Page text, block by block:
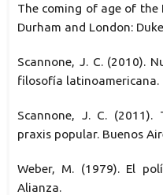
The coming of age of the
Durham and London:
Scannone, J. C. (2010).
filosofía latinoamericana.
Scannone, J. C.
praxis popular. Buenos
Weber, M. (1979). El
Alianza.